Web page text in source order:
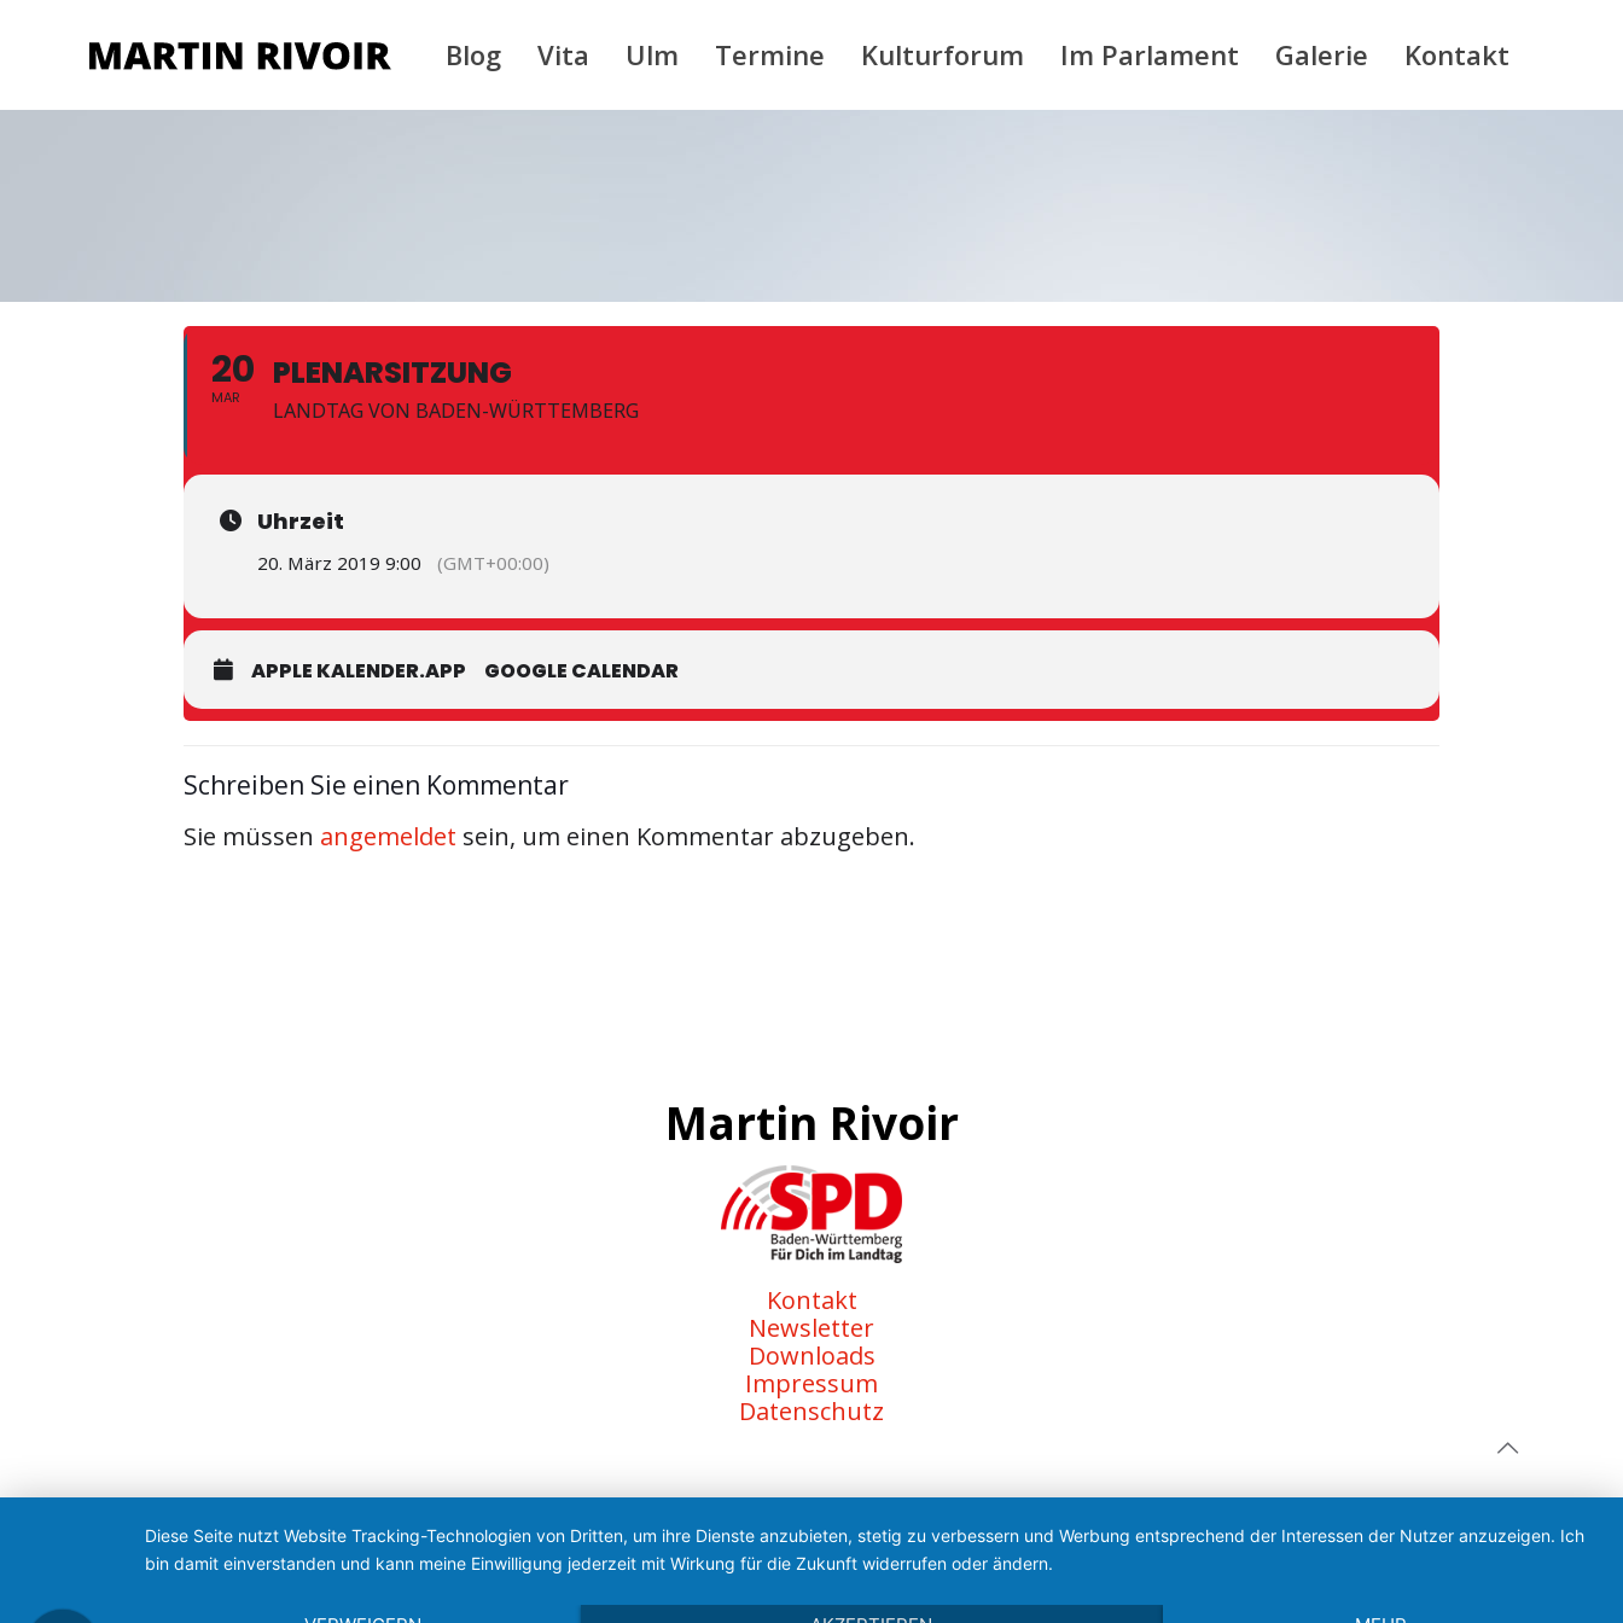
Blog Vita Ulm Termine Kulturforum Im Parlament Galerie Kontakt
20
MAR
PLENARSITZUNG
LANDTAG VON BADEN-WÜRTTEMBERG
Uhrzeit
20. März 2019 9:00 (GMT+00:00)
APPLE KALENDER.APP GOOGLE CALENDAR
Schreiben Sie einen Kommentar
Sie müssen angemeldet sein, um einen Kommentar abzugeben.
Martin Rivoir
Kontakt
Newsletter
Downloads
Impressum
Datenschutz
Diese Seite nutzt Website Tracking-Technologien von Dritten, um ihre Dienste anzubieten, stetig zu verbessern und Werbung entsprechend der Interessen der Nutzer anzuzeigen. Ich
bin damit einverstanden und kann meine Einwilligung jederzeit mit Wirkung für die Zukunft widerrufen oder ändern.